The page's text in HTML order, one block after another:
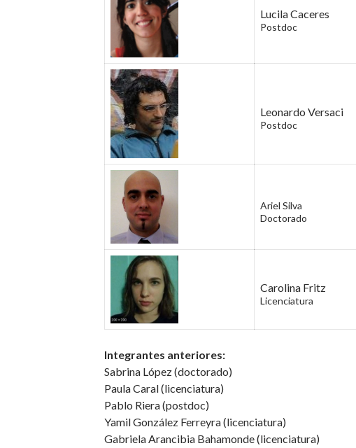
Lucila Caceres
Postdoc
Leonardo Versaci
Postdoc
Ariel Silva
Doctorado
Carolina Fritz
Licenciatura
Integrantes anteriores:
Sabrina López (doctorado)
Paula Caral (licenciatura)
Pablo Riera (postdoc)
Yamil González Ferreyra (licenciatura)
Gabriela Arancibia Bahamonde (licenciatura)